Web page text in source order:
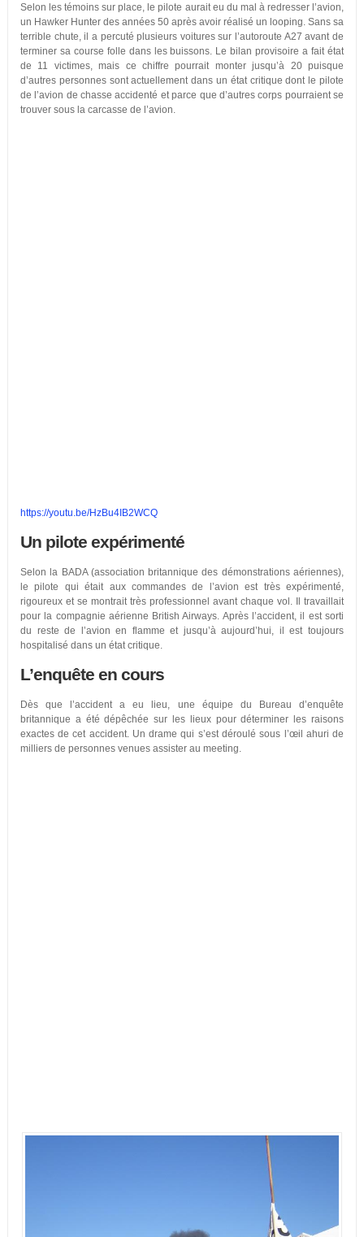
Selon les témoins sur place, le pilote aurait eu du mal à redresser l’avion,
un Hawker Hunter des années 50 après avoir réalisé un looping. Sans sa
terrible chute, il a percuté plusieurs voitures sur l’autoroute A27 avant de
terminer sa course folle dans les buissons. Le bilan provisoire a fait état
de 11 victimes, mais ce chiffre pourrait monter jusqu’à 20 puisque
d’autres personnes sont actuellement dans un état critique dont le pilote
de l’avion de chasse accidenté et parce que d’autres corps pourraient se
trouver sous la carcasse de l’avion.
https://youtu.be/HzBu4IB2WCQ
Un pilote expérimenté
Selon la BADA (association britannique des démonstrations aériennes),
le pilote qui était aux commandes de l’avion est très expérimenté,
rigoureux et se montrait très professionnel avant chaque vol. Il travaillait
pour la compagnie aérienne British Airways. Après l’accident, il est sorti
du reste de l’avion en flamme et jusqu’à aujourd’hui, il est toujours
hospitalisé dans un état critique.
L’enquête en cours
Dès que l’accident a eu lieu, une équipe du Bureau d’enquête
britannique a été dépêchée sur les lieux pour déterminer les raisons
exactes de cet accident. Un drame qui s’est déroulé sous l’œil ahuri de
milliers de personnes venues assister au meeting.